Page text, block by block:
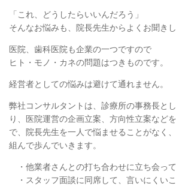
「これ、どうしたらいいんだろう」
そんなお悩みも、院長先生からよくお聞きし
医院、歯科医院も企業の一つですので
ヒト・モノ・カネの問題はつきものです。
経営者としての悩みは避けて通れません。
弊社コンサルタントは、診療所の事務長と
り、医院運営の企画立案、方向性立案など
で、院長先生を一人で悩ませることがなく
組んで歩んでいきます。
・他業者さんとの打ち合わせに立ち会っ
・スタッフ面談に同席して、言いにくい